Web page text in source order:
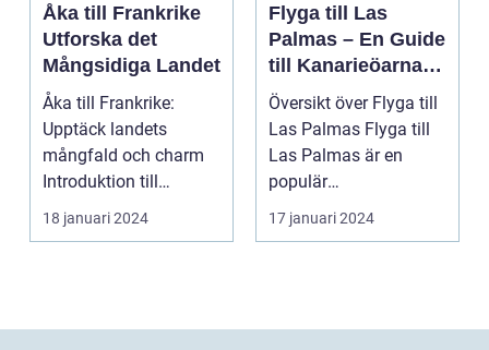
Åka till Frankrike
Utforska det
Mångsidiga Landet
Åka till Frankrike:
Upptäck landets
mångfald och charm
Introduktion till
Frankrike och dess
popular...
18 januari 2024
Flyga till Las
Palmas – En Guide
till Kanarieöarnas
Pärla
Översikt över Flyga till
Las Palmas Flyga till
Las Palmas är en
populär
semesterdestination
för män...
17 januari 2024